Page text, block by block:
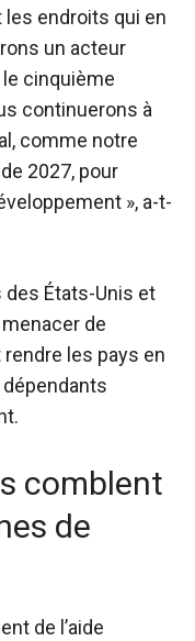
les endroits qui en
un acteur
cinquième
continuerons à
comme notre
2027, pour
», a-t-
États-Unis et
de
les pays en
comblent
de
de l’aide